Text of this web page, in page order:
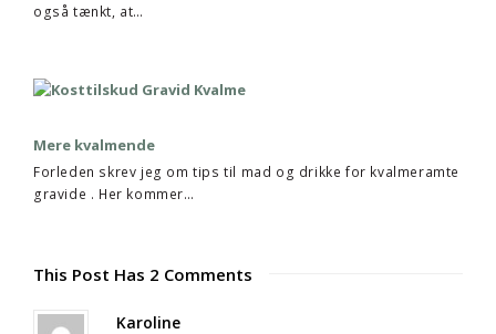
også tænkt, at…
Mere kvalmende
Forleden skrev jeg om tips til mad og drikke for kvalmeramte
gravide . Her kommer…
This Post Has 2 Comments
Karoline